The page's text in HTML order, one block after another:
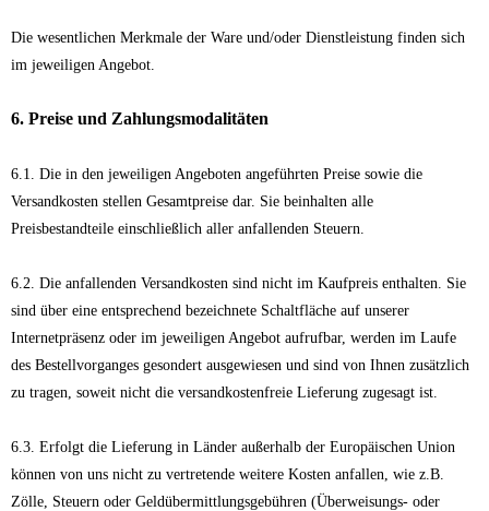
Die wesentlichen Merkmale der Ware und/oder Dienstleistung finden sich
im jeweiligen Angebot.
6. Preise und Zahlungsmodalitäten
6.1. Die in den jeweiligen Angeboten angeführten Preise sowie die
Versandkosten stellen Gesamtpreise dar. Sie beinhalten alle
Preisbestandteile einschließlich aller anfallenden Steuern.
6.2. Die anfallenden Versandkosten sind nicht im Kaufpreis enthalten. Sie
sind über eine entsprechend bezeichnete Schaltfläche auf unserer
Internetpräsenz oder im jeweiligen Angebot aufrufbar, werden im Laufe
des Bestellvorganges gesondert ausgewiesen und sind von Ihnen zusätzlich
zu tragen, soweit nicht die versandkostenfreie Lieferung zugesagt ist.
6.3. Erfolgt die Lieferung in Länder außerhalb der Europäischen Union
können von uns nicht zu vertretende weitere Kosten anfallen, wie z.B.
Zölle, Steuern oder Geldübermittlungsgebühren (Überweisungs- oder